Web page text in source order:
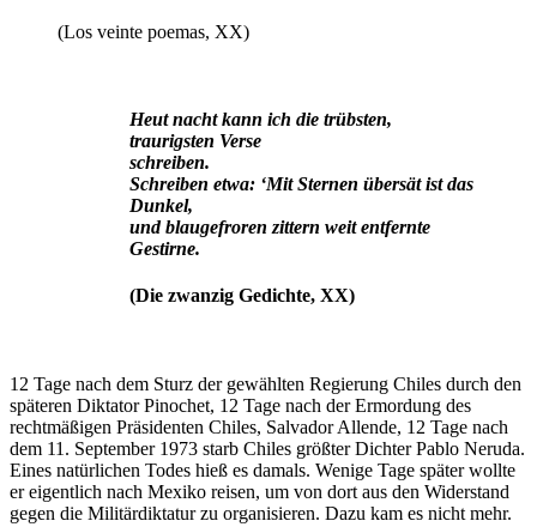
(Los veinte poemas, XX)
Heut nacht kann ich die trübsten,
traurigsten Verse
schreiben.
Schreiben etwa: ‘Mit Sternen übersät ist das
Dunkel,
und blaugefroren zittern weit entfernte
Gestirne.
(Die zwanzig Gedichte, XX)
12 Tage nach dem Sturz der gewählten Regierung Chiles durch den
späteren Diktator Pinochet, 12 Tage nach der Ermordung des
rechtmäßigen Präsidenten Chiles, Salvador Allende, 12 Tage nach
dem 11. September 1973 starb Chiles größter Dichter Pablo Neruda.
Eines natürlichen Todes hieß es damals. Wenige Tage später wollte
er eigentlich nach Mexiko reisen, um von dort aus den Widerstand
gegen die Militärdiktatur zu organisieren. Dazu kam es nicht mehr.